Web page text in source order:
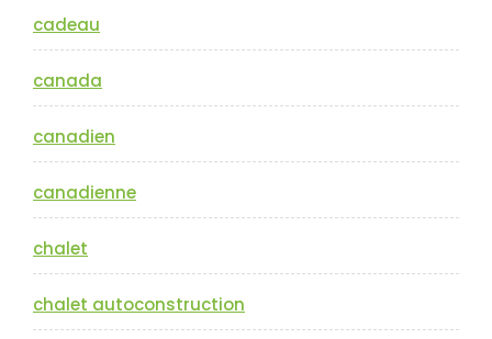
cadeau
canada
canadien
canadienne
chalet
chalet autoconstruction